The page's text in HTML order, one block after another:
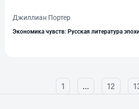
Джиллиан Портер
Экономика чувств: Русская литература
1 … 12